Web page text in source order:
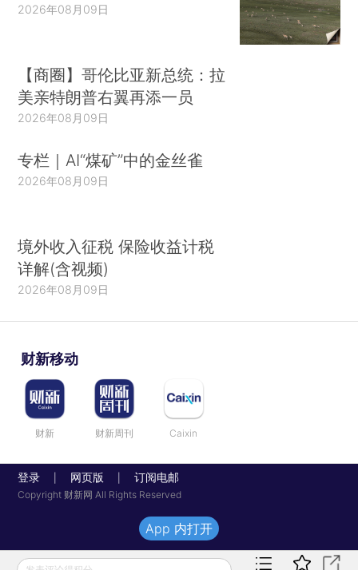
2026年08月09日
【商圈】哥伦比亚新总统：拉
美亲特朗普右翼再添一员
2026年08月09日
专栏｜AI“煤矿”中的金丝雀
2026年08月09日
境外收入征税 保险收益计税
详解(含视频)
2026年08月09日
财新移动
财新 财新周刊 Caixin
登录 网页版 订阅电邮
Copyright 财新网 All Rights Reserved
App 内打开